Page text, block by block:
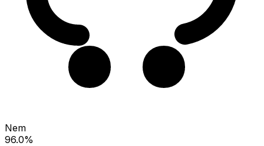
Nem
96.0%